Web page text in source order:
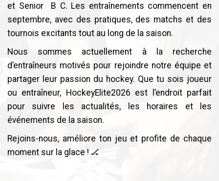
et Senior B C. Les entraînements commencent en
septembre, avec des pratiques, des matchs et des
tournois excitants tout au long de la saison.
Nous sommes actuellement à la recherche
d’entraîneurs motivés pour rejoindre notre équipe et
partager leur passion du hockey. Que tu sois joueur
ou entraîneur, HockeyElite2026 est l’endroit parfait
pour suivre les actualités, les horaires et les
événements de la saison.
Rejoins-nous, améliore ton jeu et profite de chaque
moment sur la glace ! 🏒